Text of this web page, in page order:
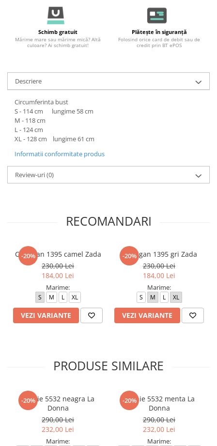
Schimb gratuit
Mărime mare sau mărime mică? Altă
culoare? Ai schimb gratuit!
Plătește în siguranță
Folosind orice card de debit sau de
credit prin BT ePOS
Descriere
Circumferinta bust
S - 114 cm lungime 58 cm
M - 118 cm
L - 124 cm
XL - 128 cm lungime 61 cm
Informatii conformitate produs
Review-uri(0)
RECOMANDARI
-20%
Cardigan 1395 camel Zada
230,00 Lei
184,00 Lei
Marime:
S M L XL
VEZI VARIANTE
-20%
Cardigan 1395 gri Zada
230,00 Lei
184,00 Lei
Marime:
S M L XL
VEZI VARIANTE
PRODUSE SIMILARE
-20%
Rochie 5532 neagra La
Donna
290,00 Lei
232,00 Lei
Marime:
-20%
Rochie 5532 menta La
Donna
290,00 Lei
232,00 Lei
Marime: